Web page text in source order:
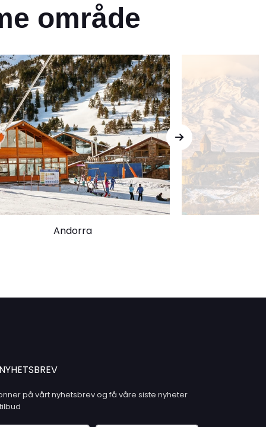
område
Andorra
NYHETSBREV
på vårt nyhetsbrev og få våre siste nyheter